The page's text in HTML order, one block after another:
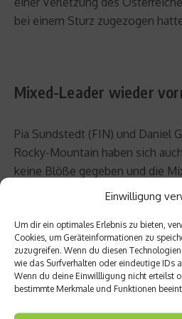
Einwilligung
Um dir ein optimales Erlebnis zu bieten,
Cookies, um Geräteinformationen zu
zuzugreifen. Wenn du diesen
wie das Surfverhalten oder eindeutige IDs
Wenn du deine Einwillligung nicht erteilst
bestimmte Merkmale und Funktionen
bei einem Sturz zugezogen
Mixed-Leader wieder
Pia Sundstedt (FIN) und Daniel
Rocky-Mountain haben sich
keine Blöße gegeben und die
3:36:58.7 Stunden dominiert.
an den Vortagen reihten sich
Heiko Gutmann (GER) von
(3:40:10.2), Jane Nüssle (SUI)
(SUI) von credo-bikes.com als